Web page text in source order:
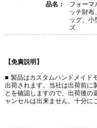
品名：
フォーマ
ッチ財
ッグ、小
ズ
【免責説明】
■ 製品はカスタムハンドメイド
出荷されます。当社は出荷前に
とを確認しますので、出荷後の
ャンセルは出来ません。十分に